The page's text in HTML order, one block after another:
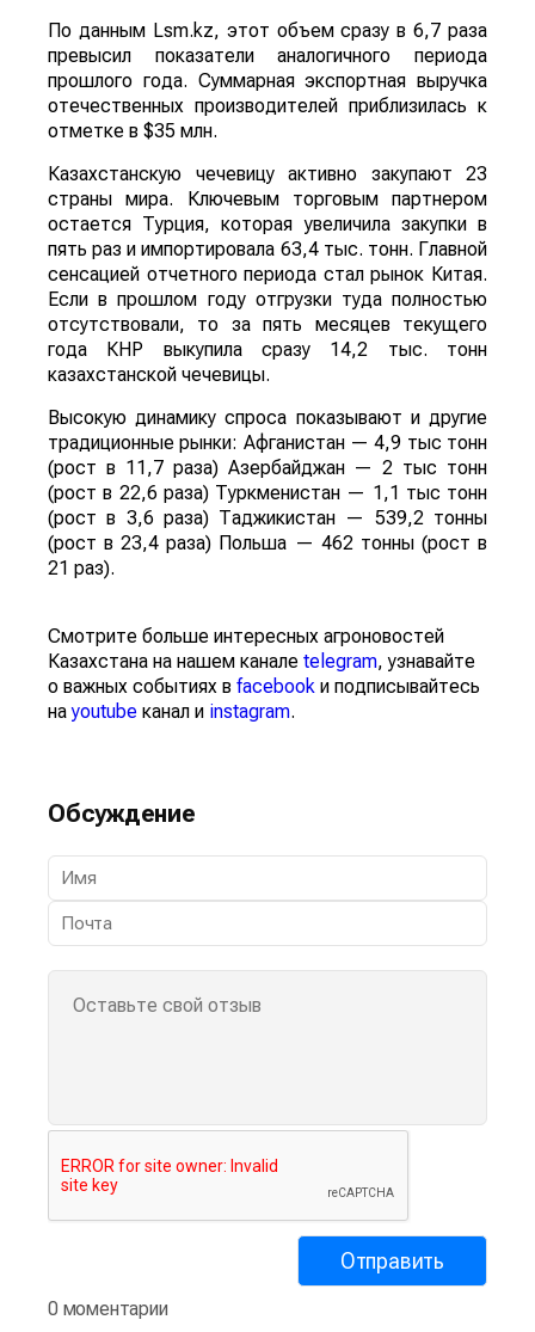
По данным Lsm.kz, этот объем сразу в 6,7 раза
превысил показатели аналогичного периода
прошлого года. Суммарная экспортная выручка
отечественных производителей приблизилась к
отметке в $35 млн.
Казахстанскую чечевицу активно закупают 23
страны мира. Ключевым торговым партнером
остается Турция, которая увеличила закупки в
пять раз и импортировала 63,4 тыс. тонн. Главной
сенсацией отчетного периода стал рынок Китая.
Если в прошлом году отгрузки туда полностью
отсутствовали, то за пять месяцев текущего
года КНР выкупила сразу 14,2 тыс. тонн
казахстанской чечевицы.
Высокую динамику спроса показывают и другие
традиционные рынки: Афганистан — 4,9 тыс тонн
(рост в 11,7 раза) Азербайджан — 2 тыс тонн
(рост в 22,6 раза) Туркменистан — 1,1 тыс тонн
(рост в 3,6 раза) Таджикистан — 539,2 тонны
(рост в 23,4 раза) Польша — 462 тонны (рост в
21 раз).
Смотрите больше интересных агроновостей
Казахстана на нашем канале telegram, узнавайте
о важных событиях в facebook и подписывайтесь
наyoutube канал и instagram.
Обсуждение
0 моментарии